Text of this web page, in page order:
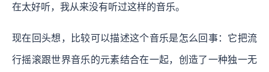
在太好听，我从来没有听过这样的音乐。
现在回头想，比较可以描述这个音乐是怎么回事：它把流
行摇滚跟世界音乐的元素结合在一起，创造了一种独一无